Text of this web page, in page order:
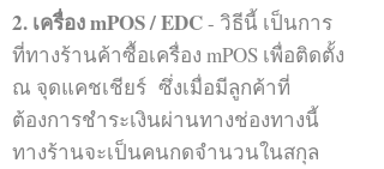
ทำได้ 2 วิธีหลักๆดังนี้ 1. การเชิญจาก
คนที่อยู่ในกลุ่ม 2. การสแกนคิวอาร์โค้ด
ของกลุ่มเข้ามา (ซึ่งจะสามารถใช้ได้
จนกลุ่มถึง 100 คนเท่านั้น) แต่ละกลุ่ม
สามารถมีจำนวนสมาชิกได้ถึง 500 คน
2. เครื่อง mPOS / EDC- วิธีนี้ เป็นการ
ที่ทางร้านค้าซื้อเครื่อง mPOS เพื่อติดตั้ง
ณ จุดแคชเชียร์ ซึ่งเมื่อมีลูกค้าที่
ต้องการชำระเงินผ่านทางช่องทางนี้
ทางร้านจะเป็นคนกดจำนวนในสกุล